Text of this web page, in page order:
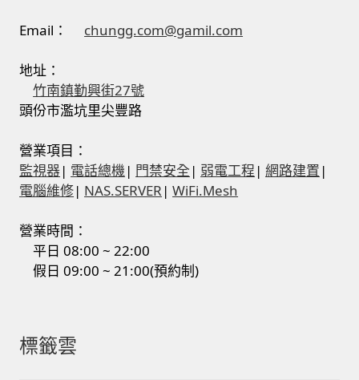
風速傳感器+PLC自動控制
mOA雲考勤 指紋、卡片、手機APP GPS打卡
智慧櫃
電子鎖 凱特安Kwikset
電子模組電路模塊
門禁安全控制 工具 軟體 手冊
租屋維修、租屋安全
Email： chungg.com@gamil.com
地址：
竹南鎮勤興街27號
頭份市濫坑里尖豐路
營業項目：
監視器| 電話總機| 門禁安全 | 弱電工程 |網路建置 |
電腦維修| NAS.SERVER |WiFi.Mesh
營業時間：
平日 08:00 ~ 22:00
假日 09:00 ~ 21:00(預約制)
標籤雲